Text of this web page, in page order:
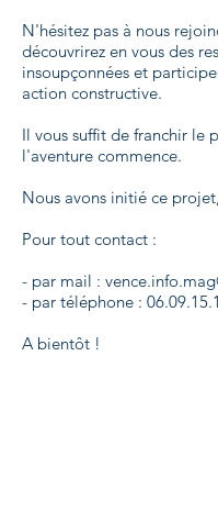
N'hésitez pas à nous
découvrirez en vous des
insoupçonnées et
action constructive.
Il vous suffit de franchir le
l'aventure commence.
Nous avons initié ce
Pour tout contact :
- par mail :
- par téléphone :
A bientôt !